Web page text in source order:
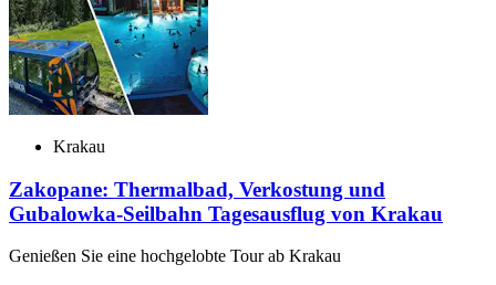
Krakau
Zakopane: Thermalbad, Verkostung und
Gubalowka-Seilbahn Tagesausflug von Krakau
Genießen Sie eine hochgelobte Tour ab Krakau